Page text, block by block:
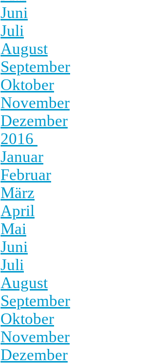
Juni
Juli
August
September
Oktober
November
Dezember
2016
Januar
Februar
März
April
Mai
Juni
Juli
August
September
Oktober
November
Dezember